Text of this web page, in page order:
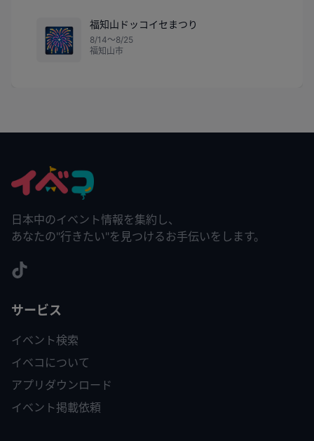
🎆
福知山ドッコイセまつり
8/14〜8/25
福知山市
日本中のイベント情報を集約し、
あなたの"行きたい"を見つけるお手伝いをします。
サービス
イベント検索
イベコについて
アプリダウンロード
イベント掲載依頼